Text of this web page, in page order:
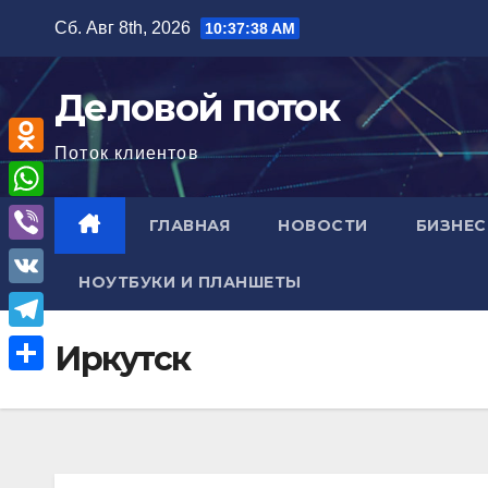
содержимому
Сб. Авг 8th, 2026 10:37:39 AM
Деловой поток
Поток клиентов
ГЛАВНАЯ НОВОСТИ
НОУТБУКИ И ПЛАНШЕТЫ
Иркутск
O
d
n
o
k
l
s
W
h
a
s
V
i
b
e
V
K
T
l